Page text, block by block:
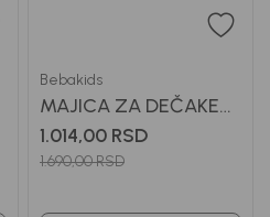
Bebakids
MAJICA ZA DEČAKE
ANDRIJA
1.014,00 RSD
1.690,00RSD